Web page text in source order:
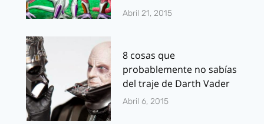
Abril 21, 2015
8 cosas que
probablemente no sabías
del traje de Darth Vader
Abril 6, 2015